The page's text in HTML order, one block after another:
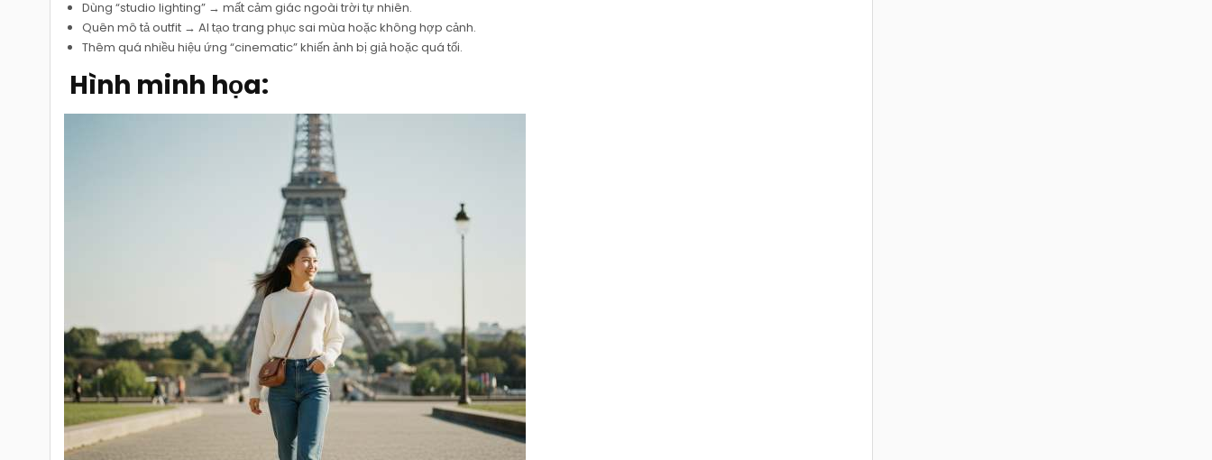
Dùng “studio lighting” → mất cảm giác ngoài trời tự nhiên.
Quên mô tả outfit → AI tạo trang phục sai mùa hoặc không hợp cảnh.
Thêm quá nhiều hiệu ứng “cinematic” khiến ảnh bị giả hoặc quá tối.
️ Hình minh họa: